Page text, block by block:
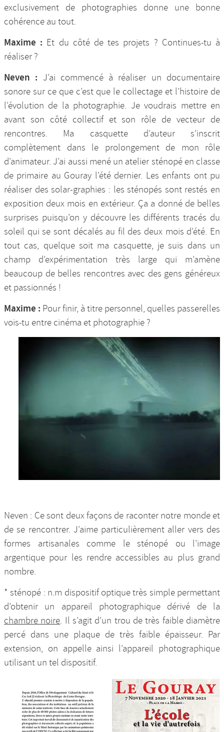
exclusivement de photographies donne une bonne
cohérence au tout.
Maxime : Et du côté de tes projets ? Continues-tu à
réaliser ?
Neven : J’ai commencé à réaliser un documentaire
sonore sur ce que c’est que le collectage et l’histoire de
l’évolution de la photographie. Je voudrais mettre en
avant son côté collectif et son rôle de vecteur de
rencontres. Ma casquette d’auteur s’inscrit
complètement dans le prolongement de mon rôle
d’animateur. J’ai aussi mené un atelier sténopé en classe
de primaire au Gouray l’été dernier. Les enfants ont pu
réaliser des solar-graphies : les sténopés sont restés en
exposition deux mois en extérieur. Ça a donné de belles
surprises puisqu’on y découvre les différents tracés du
soleil qui se sont décalés au fil des deux mois d’été. En
tout cas, quelque soit ma casquette, je suis dans un
champ d’expérimentation très large qui m’amène
beaucoup de belles rencontres avec des gens généreux
et passionnés !
Maxime : Pour finir, à titre personnel, quelles passerelles
vois-tu entre cinéma et photographie ?
Neven : Ce sont deux façons de raconter notre monde et
de se rencontrer. J’aime particulièrement aller vers des
formes artisanales comme le sténopé ou l’image
argentique pour les rendre accessibles au plus grand
nombre.
* sténopé : n.m dispositif optique très simple permettant
d’obtenir un appareil photographique dérivé de la
chambre noire. Il s’agit d’un trou de très faible diamètre
percé dans une plaque de très faible épaisseur. Par
extension, on appelle ainsi l’appareil photographique
utilisant un tel dispositif.